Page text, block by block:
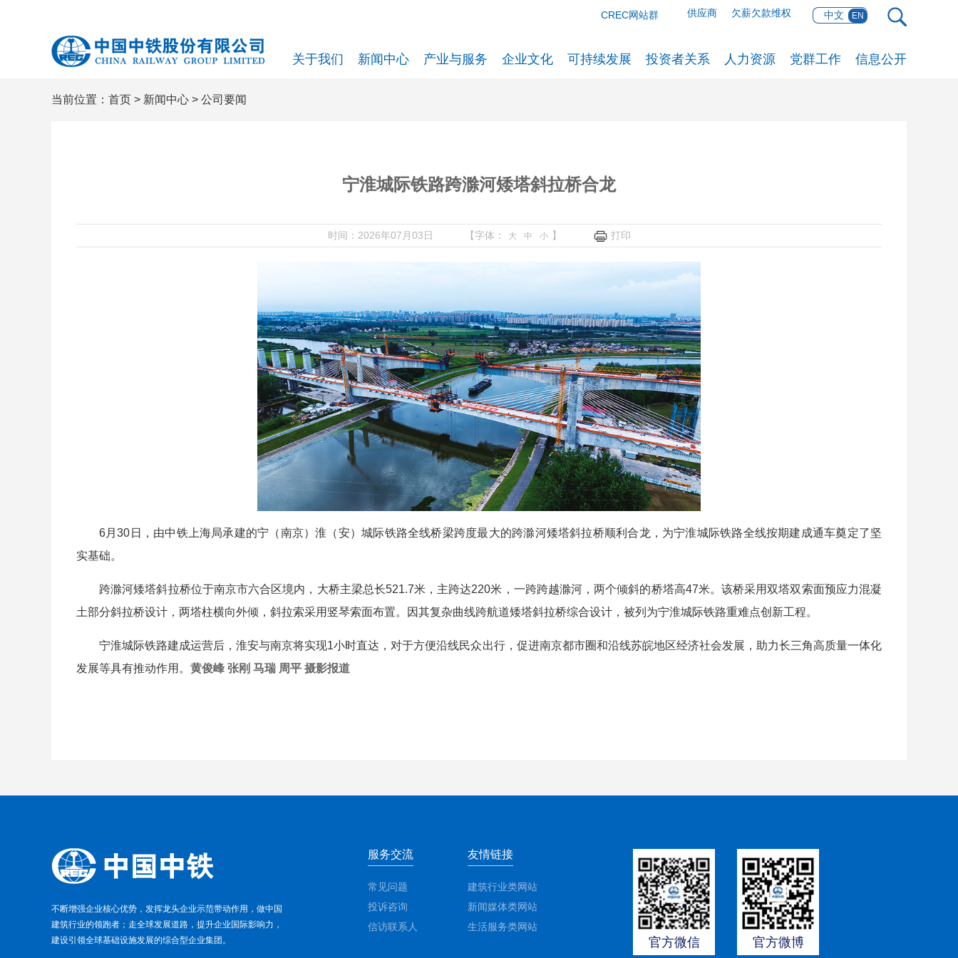
中文 EN
欠薪欠款维权
供应商
CREC网站群
关于我们 新闻中心 产业与服务 企业文化 可持续发展 投资者关系 人力资源 党群工作 信息公开
当前位置： 首页 > 新闻中心 > 公司要闻
宁淮城际铁路跨滁河矮塔斜拉桥合龙
时间：2026年07月03日 【字体： 大 中 小 】 打印
6月30日，由中铁上海局承建的宁（南京）淮（安）城际铁路全线桥梁跨度最大的跨滁河矮塔斜拉桥顺利合龙，为宁淮城际铁路全线按期建成通车奠定了坚
实基础。
跨滁河矮塔斜拉桥位于南京市六合区境内，大桥主梁总长521.7米，主跨达220米，一跨跨越滁河，两个倾斜的桥塔高47米。该桥采用双塔双索面预应力混凝
土部分斜拉桥设计，两塔柱横向外倾，斜拉索采用竖琴索面布置。因其复杂曲线跨航道矮塔斜拉桥综合设计，被列为宁淮城际铁路重难点创新工程。
宁淮城际铁路建成运营后，淮安与南京将实现1小时直达，对于方便沿线民众出行，促进南京都市圈和沿线苏皖地区经济社会发展，助力长三角高质量一体化
发展等具有推动作用。 黄俊峰 张刚 马瑞 周平 摄影报道
不断增强企业核心优势，发挥龙头企业示范带动作用，做中国
建筑行业的领跑者；走全球发展道路，提升企业国际影响力，
建设引领全球基础设施发展的综合型企业集团。
服务交流
常见问题
投诉咨询
信访联系人
友情链接
建筑行业类网站
新闻媒体类网站
生活服务类网站
官方微信 官方微博